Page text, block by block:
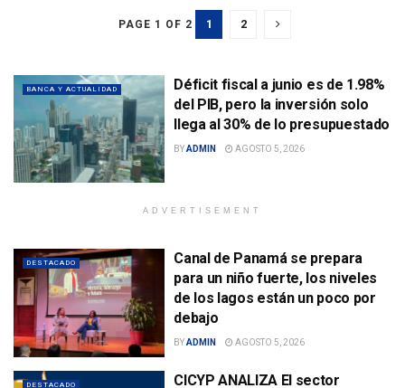
PAGE 1 OF 2 1 2
BANCA Y ACTUALIDAD
Déficit fiscal a junio es de 1.98%
del PIB, pero la inversión solo
llega al 30% de lo presupuestado
BYADMIN AGOSTO 5, 2026
ADVERTISEMENT
DESTACADO
Canal de Panamá se prepara
para un niño fuerte, los niveles
de los lagos están un poco por
debajo
BYADMIN AGOSTO 5, 2026
DESTACADO
CICYP ANALIZA El sector